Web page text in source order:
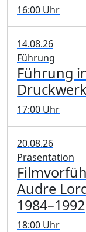
16:00 Uhr
14.08.26
Führung
Führung
17:00 Uhr
20.08.26
Präsentation
Audre
1984–1992
18:00 Uhr